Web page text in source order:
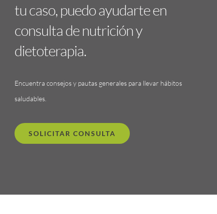
tu caso, puedo ayudarte en
consulta de nutrición y
dietoterapia.
Encuentra consejos y pautas generales para llevar hábitos
saludables.
SOLICITAR CONSULTA